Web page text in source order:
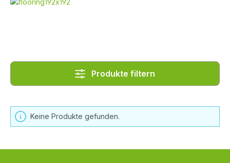
Produkte filtern
Keine Produkte gefunden.